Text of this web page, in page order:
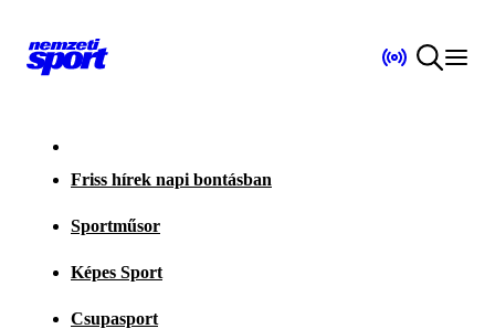
Friss hírek napi bontásban
Sportműsor
Képes Sport
Csupasport